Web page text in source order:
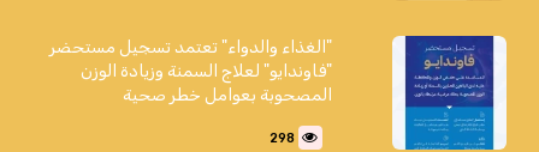
"الغذاء والدواء" تعتمد تسجيل مستحضر
"فاوندايو" لعلاج السمنة وزيادة الوزن
المصحوبة بعوامل خطر صحية
298